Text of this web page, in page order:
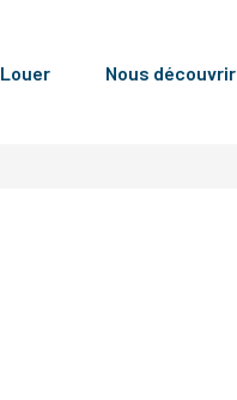
Louer Nous découvrir